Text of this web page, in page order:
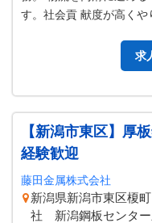
す。社会貢 献度が高くや
求
【新潟市東区】厚
経験歓迎
藤田金属株式会社
新潟県新潟市東区
社 新潟鋼板センター